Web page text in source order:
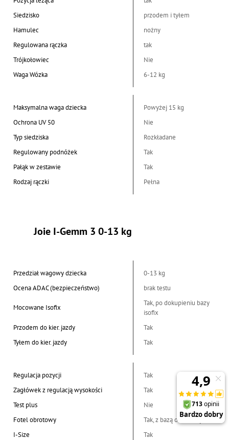
Siedzisko
przodem i tyłem
Hamulec
nożny
Regulowana rączka
tak
Trójkołowiec
Nie
Waga Wózka
6-12 kg
Maksymalna waga dziecka
Powyżej 15 kg
Ochrona UV 50
Nie
Typ siedziska
Rozkładane
Regulowany podnóżek
Tak
Pałąk w zestawie
Tak
Rodzaj rączki
Pełna
Joie I-Gemm 3 0-13 kg
Przedział wagowy dziecka
0-13 kg
Ocena ADAC (bezpieczeństwo)
brak testu
Mocowane Isofix
Tak, po dokupieniu bazy
isofix
Przodem do kier. jazdy
Tak
Tyłem do kier. jazdy
Tak
Regulacja pozycji
Tak
Zagłówek z regulacją wysokości
Tak
Test plus
Nie
Fotel obrotowy
Tak, z bazą obrotową
I-Size
Tak